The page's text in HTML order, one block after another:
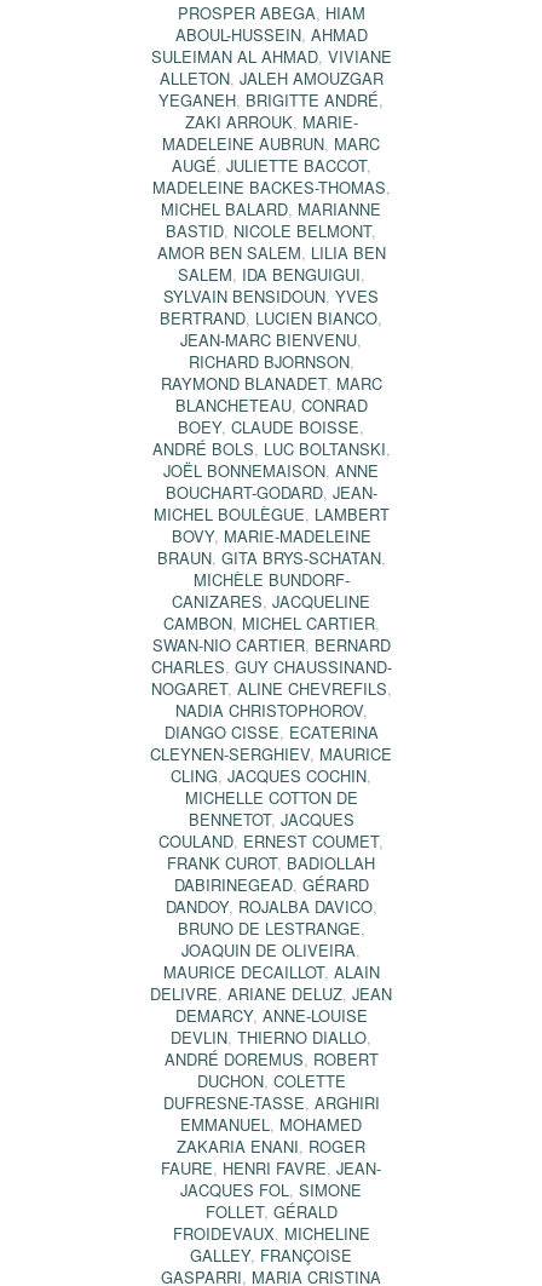
PROSPER ABEGA, HIAM
ABOUL-HUSSEIN, AHMAD
SULEIMAN AL AHMAD, VIVIANE
ALLETON, JALEH AMOUZGAR
YEGANEH, BRIGITTE ANDRÉ,
ZAKI ARROUK, MARIE-
MADELEINE AUBRUN, MARC
AUGÉ, JULIETTE BACCOT,
MADELEINE BACKES-THOMAS,
MICHEL BALARD, MARIANNE
BASTID, NICOLE BELMONT,
AMOR BEN SALEM, LILIA BEN
SALEM, IDA BENGUIGUI,
SYLVAIN BENSIDOUN, YVES
BERTRAND, LUCIEN BIANCO,
JEAN-MARC BIENVENU,
RICHARD BJORNSON,
RAYMOND BLANADET, MARC
BLANCHETEAU, CONRAD
BOEY, CLAUDE BOISSE,
ANDRÉ BOLS, LUC BOLTANSKI,
JOËL BONNEMAISON, ANNE
BOUCHART-GODARD, JEAN-
MICHEL BOULÈGUE, LAMBERT
BOVY, MARIE-MADELEINE
BRAUN, GITA BRYS-SCHATAN,
MICHÈLE BUNDORF-
CANIZARES, JACQUELINE
CAMBON, MICHEL CARTIER,
SWAN-NIO CARTIER, BERNARD
CHARLES, GUY CHAUSSINAND-
NOGARET, ALINE CHEVREFILS,
NADIA CHRISTOPHOROV,
DIANGO CISSE, ECATERINA
CLEYNEN-SERGHIEV, MAURICE
CLING, JACQUES COCHIN,
MICHELLE COTTON DE
BENNETOT, JACQUES
COULAND, ERNEST COUMET,
FRANK CUROT, BADIOLLAH
DABIRINEGEAD, GÉRARD
DANDOY, ROJALBA DAVICO,
BRUNO DE LESTRANGE,
JOAQUIN DE OLIVEIRA,
MAURICE DECAILLOT, ALAIN
DELIVRE, ARIANE DELUZ, JEAN
DEMARCY, ANNE-LOUISE
DEVLIN, THIERNO DIALLO,
ANDRÉ DOREMUS, ROBERT
DUCHON, COLETTE
DUFRESNE-TASSE, ARGHIRI
EMMANUEL, MOHAMED
ZAKARIA ENANI, ROGER
FAURE, HENRI FAVRE, JEAN-
JACQUES FOL, SIMONE
FOLLET, GÉRALD
FROIDEVAUX, MICHELINE
GALLEY, FRANÇOISE
GASPARRI, MARIA CRISTINA